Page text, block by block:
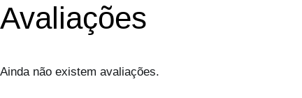
Avaliações
Ainda não existem avaliações.